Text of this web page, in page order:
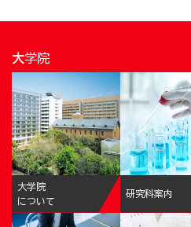
大学院
大学院
について
研究科案内